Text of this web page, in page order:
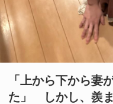
「上から下から妻
た」 しかし、羨ま